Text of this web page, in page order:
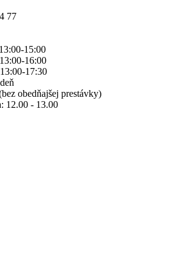
77
15:00
16:00
17:30
obedňajšej prestávky)
12.00 - 13.00